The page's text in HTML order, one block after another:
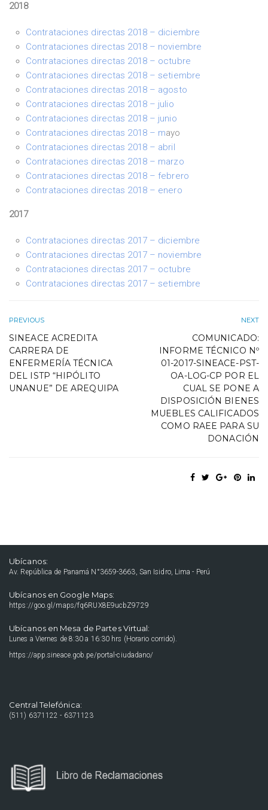
2018
Contrataciones directas 2018 – diciembre
Contrataciones directas 2018 – noviembre
Contrataciones directas 2018 – octubre
Contrataciones directas 2018 – setiembre
Contrataciones directas 2018 – agosto
Contrataciones directas 2018 – julio
Contrataciones directas 2018 – junio
Contrataciones directas 2018 – mayo
Contrataciones directas 2018 – abril
Contrataciones directas 2018 – marzo
Contrataciones directas 2018 – febrero
Contrataciones directas 2018 – enero
2017
Contrataciones directas 2017– diciembre
Contrataciones directas 2017 – noviembre
Contrataciones directas 2017 – octubre
Contrataciones directas 2017 – setiembre
PREVIOUS
SINEACE ACREDITA
CARRERA DE
ENFERMERÍA TÉCNICA
DEL ISTP “HIPÓLITO
UNANUE” DE AREQUIPA
NEXT
COMUNICADO:
INFORME TÉCNICO Nº
01-2017-SINEACE-PST-
OA-LOG-CP POR EL
CUAL SE PONE A
DISPOSICIÓN BIENES
MUEBLES CALIFICADOS
COMO RAEE PARA SU
DONACIÓN
Ubícanos:
Av. República de Panamá N°3659-3663, San Isidro, Lima - Perú
Ubícanos en Google Maps:
https://goo.gl/maps/fq6RUX8E9ucbZ9729
Ubícanos en Mesa de Partes Virtual:
Lunes a Viernes de 8:30 a 16:30 hrs (Horario corrido).
https://app.sineace.gob.pe/portal-ciudadano/
Central Telefónica:
(511) 6371122 - 6371123